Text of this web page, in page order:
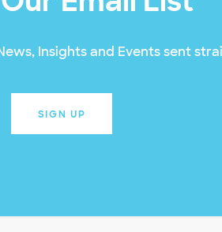
Insights and Events sent
SIGN UP